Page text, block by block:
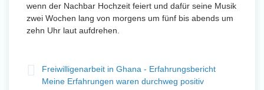
wenn der Nachbar Hochzeit feiert und dafür seine Musik
zwei Wochen lang von morgens um fünf bis abends um
zehn Uhr laut aufdrehen.
Freiwilligenarbeit in Ghana - Erfahrungsbericht
Meine Erfahrungen waren durchweg positiv